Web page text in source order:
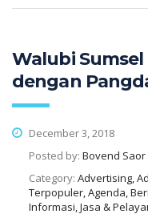
Walubi
dengan
December 3, 2018
Posted by: Bovend Saor
Category: Advertising,
Terpopuler, Agenda,
Informasi, Jasa &